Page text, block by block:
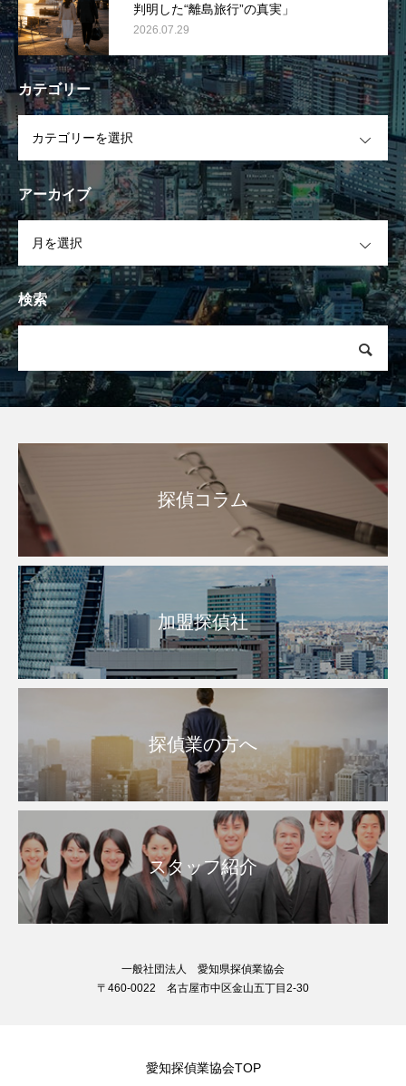
判明した“離島旅行”の真実」
2026.07.29
カテゴリー
アーカイブ
検索
探偵コラム
加盟探偵社
探偵業の方へ
スタッフ紹介
一般社団法人 愛知県探偵業協会
〒460-0022 名古屋市中区金山五丁目2-30
愛知探偵業協会TOP